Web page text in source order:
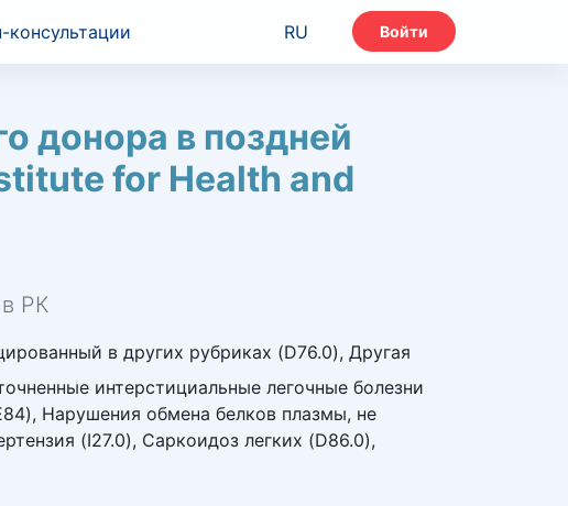
консультации RU Войти
донора в поздней
for Health and
РК
в других рубриках (D76.0), Другая
интерстициальные легочные болезни
Нарушения обмена белков плазмы, не
(I27.0), Саркоидоз легких (D86.0),